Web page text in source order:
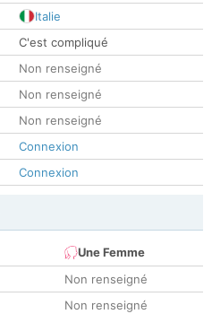
Italie
C'est compliqué
Non renseigné
Non renseigné
Non renseigné
Connexion
Connexion
Une Femme
Non renseigné
Non renseigné